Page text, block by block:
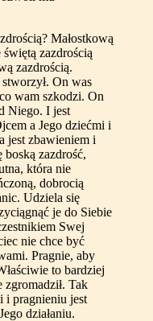
Małostkową
zazdrością
zazdrością.
On was
wam szkodzi. On
Niego. I jest
a Jego dziećmi i
jest zbawieniem i
zazdrość,
która nie
dobrocią
Udziela się
je do Siebie
Swej
nie chce być
Pragnie, aby
to bardziej
zgromadził. Tak
i pragnieniu jest
działaniu.